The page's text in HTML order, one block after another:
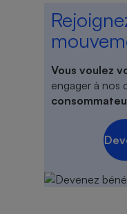
Vous voulez
engager à nos